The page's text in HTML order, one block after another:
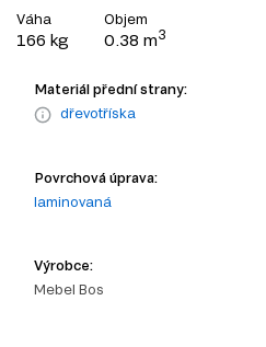
Váha
166 kg
Objem
0.38 m3
Materiál přední strany:
dřevotříska
Povrchová úprava:
laminovaná
Výrobce:
Mebel Bos